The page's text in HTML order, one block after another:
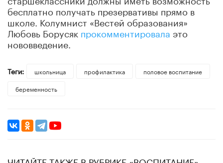
бесплатно получать презервативы прямо в
школе. Колумнист «Вестей образования»
Любовь Борусяк прокомментировала это
нововведение.
Теги: школьница профилактика
половое воспитание
беременность